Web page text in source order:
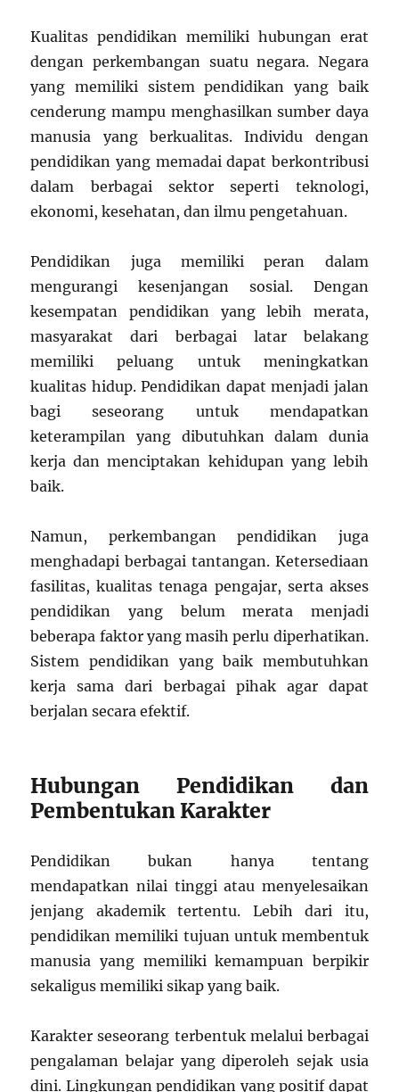
Kualitas pendidikan memiliki hubungan erat
dengan perkembangan suatu negara. Negara
yang memiliki sistem pendidikan yang baik
cenderung mampu menghasilkan sumber daya
manusia yang berkualitas. Individu dengan
pendidikan yang memadai dapat berkontribusi
dalam berbagai sektor seperti teknologi,
ekonomi, kesehatan, dan ilmu pengetahuan.
Pendidikan juga memiliki peran dalam
mengurangi kesenjangan sosial. Dengan
kesempatan pendidikan yang lebih merata,
masyarakat dari berbagai latar belakang
memiliki peluang untuk meningkatkan
kualitas hidup. Pendidikan dapat menjadi jalan
bagi seseorang untuk mendapatkan
keterampilan yang dibutuhkan dalam dunia
kerja dan menciptakan kehidupan yang lebih
baik.
Namun, perkembangan pendidikan juga
menghadapi berbagai tantangan. Ketersediaan
fasilitas, kualitas tenaga pengajar, serta akses
pendidikan yang belum merata menjadi
beberapa faktor yang masih perlu diperhatikan.
Sistem pendidikan yang baik membutuhkan
kerja sama dari berbagai pihak agar dapat
berjalan secara efektif.
Hubungan Pendidikan dan
Pembentukan Karakter
Pendidikan bukan hanya tentang
mendapatkan nilai tinggi atau menyelesaikan
jenjang akademik tertentu. Lebih dari itu,
pendidikan memiliki tujuan untuk membentuk
manusia yang memiliki kemampuan berpikir
sekaligus memiliki sikap yang baik.
Karakter seseorang terbentuk melalui berbagai
pengalaman belajar yang diperoleh sejak usia
dini. Lingkungan pendidikan yang positif dapat